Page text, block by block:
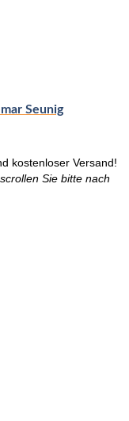
Seunig
kostenloser Versand!
Sie bitte nach